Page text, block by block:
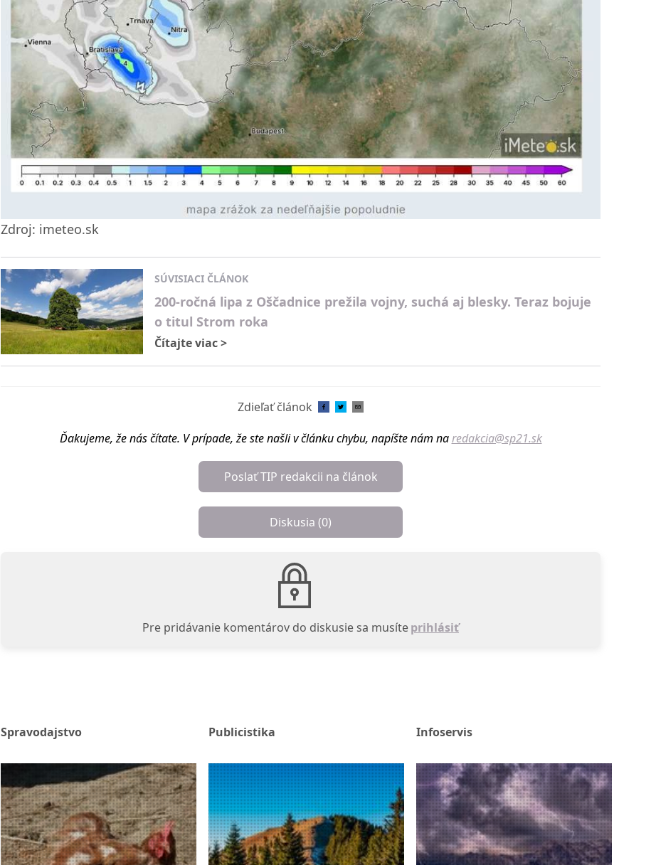
Zdroj: imeteo.sk
SÚVISIACI ČLÁNOK
200-ročná lipa z Oščadnice prežila vojny, suchá aj blesky. Teraz bojuje
o titul Strom roka
Čítajte viac>
Zdieľať článok
Ďakujeme, že nás čítate. V prípade, že ste našli v článku chybu, napíšte nám na redakcia@sp21.sk
Poslať TIP redakcii na článok
Diskusia (0)
Pre pridávanie komentárov do diskusie sa musíteprihlásiť
Spravodajstvo Publicistika Infoservis